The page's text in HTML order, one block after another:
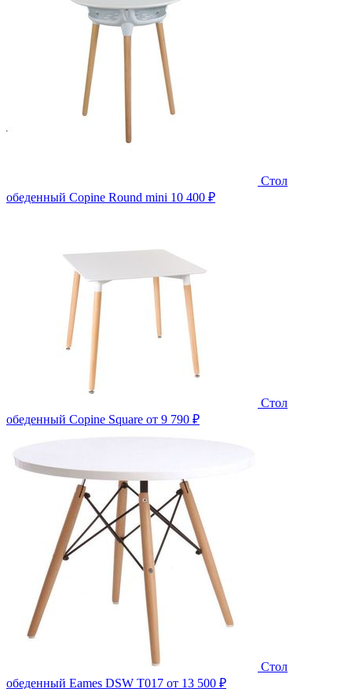
Стол
обеденный Copine Round mini 10 400 ₽
Стол
обеденный Copine Square от 9 790 ₽
Стол
обеденный Eames DSW T017 от 13 500 ₽